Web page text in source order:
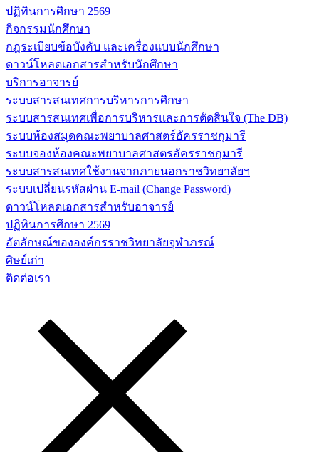
ปฏิทินการศึกษา 2569
กิจกรรมนักศึกษา
กฎระเบียบข้อบังคับ และเครื่องแบบนักศึกษา
ดาวน์โหลดเอกสารสำหรับนักศึกษา
บริการอาจารย์
ระบบสารสนเทศการบริหารการศึกษา
ระบบสารสนเทศเพื่อการบริหารและการตัดสินใจ (The DB)
ระบบห้องสมุดคณะพยาบาลศาสตร์อัครราชกุมารี
ระบบจองห้องคณะพยาบาลศาสตรอัครราชกุมารี
ระบบสารสนเทศใช้งานจากภายนอกราชวิทยาลัยฯ
ระบบเปลี่ยนรหัสผ่าน E-mail (Change Password)
ดาวน์โหลดเอกสารสำหรับอาจารย์
ปฏิทินการศึกษา 2569
อัตลักษณ์ขององค์กรราชวิทยาลัยจุฬาภรณ์
ศิษย์เก่า
ติดต่อเรา